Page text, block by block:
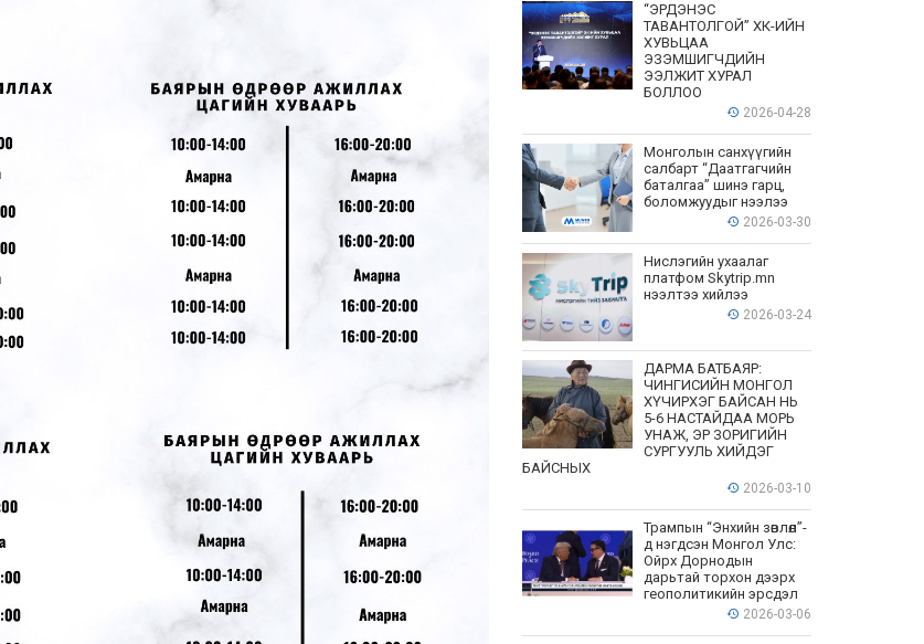
“ЭРДЭНЭС
ТАВАНТОЛГОЙ” ХК-ИЙН
ХУВЬЦАА
ЭЗЭМШИГЧДИЙН
ЭЭЛЖИТ ХУРАЛ
БОЛЛОО
2026-04-28
Монголын санхүүгийн
салбарт “Даатгагчийн
баталгаа” шинэ гарц,
боломжуудыг нээлээ
2026-03-30
Нислэгийн ухаалаг
платфом Skytrip.mn
нээлтээ хийлээ
2026-03-24
ДАРМА БАТБАЯР:
ЧИНГИСИЙН МОНГОЛ
ХҮЧИРХЭГ БАЙСАН НЬ
5-6 НАСТАЙДАА МОРЬ
УНАЖ, ЭР ЗОРИГИЙН
СУРГУУЛЬ ХИЙДЭГ
БАЙСНЫХ
2026-03-10
Трампын “Энхийн зөвлөл”-
д нэгдсэн Монгол Улс:
Ойрх Дорнодын
дарьтай торхон дээрх
геополитикийн эрсдэл
2026-03-06